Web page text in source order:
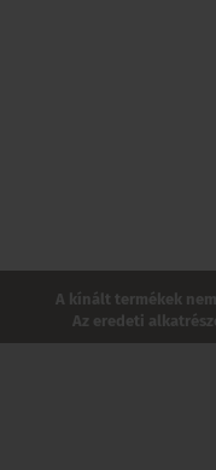
A kínált termékek
Az eredeti